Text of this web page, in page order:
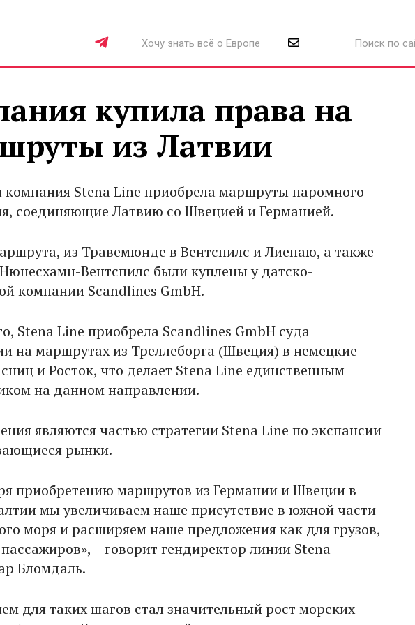
купила права на
из Латвии
компания Stena Line приобрела маршруты паромного
соединяющие Латвию со Швецией и Германией.
из Травемюнде в Вентспилс и Лиепаю, а также
Вентспилс были куплены у датско-
компании Scandlines GmbH.
Stena Line приобрела Scandlines GmbH суда
на маршрутах из Треллеборга (Швеция) в немецкие
и Росток, что делает Stena Line единственным
на данном направлении.
являются частью стратегии Stena Line по экспансии
рынки.
приобретению маршрутов из Германии и Швеции в
мы увеличиваем наше присутствие в южной части
моря и расширяем наше предложения как для грузов,
– говорит гендиректор линии Stena
Бломдаль.
для таких шагов стал значительный рост морских